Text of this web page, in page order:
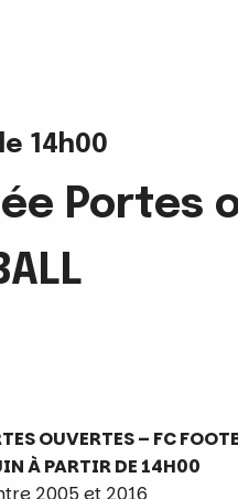
14h00
Portes
OUVERTES – FC
À PARTIR DE 14H00
2005 et 2016